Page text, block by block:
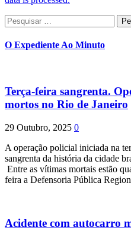
Pesquisar
por:
O Expediente Ao Minuto
Terça-feira sangrenta.
mortos no Rio de Janeiro
29 Outubro, 2025 0
A operação policial iniciada na
sangrenta da história da cidade
Entre as vítimas mortais estão
feira a Defensoria Pública
Acidente com autocarro